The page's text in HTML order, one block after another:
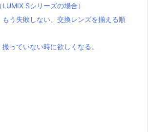
Sシリーズの場合）
う失敗しない、交換レンズを揃える順
っていない時に欲しくなる。